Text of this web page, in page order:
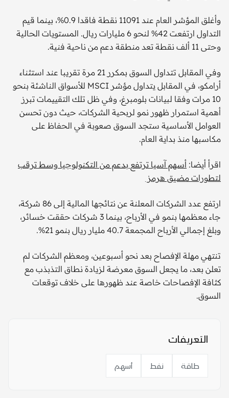
وأغلق المؤشر العام عند 11091 نقطة فاقدا 0.9%، بينما قيم
التداول ارتفعت 42% لنحو 6 مليارات ريال. المستويات الحالية
وحتى 11 ألف نقطة تعد منطقة دعم من ناحية فنية.
وفي المقابل تتداول السوق بمكرر 21 مرة تقريبا عند استثناء
أرامكو، في المقابل يتداول مؤشر MSCI للأسواق الناشئة بنحو
10 مرات وفقا لبيانات بلومبرغ، وفي ظل تلك التقييمات تبرز
أهمية استمرار ظهور نمو لربحية الشركات، حيث دون تحسن
العوامل الأساسية ستجد السوق صعوبة في الحفاظ على
مكاسبها منذ بداية العام.
اقرأ أيضا: أسهم آسيا ترتفع بدعم من التكنولوجيا وسط ترقب
لتطورات مضيق هرمز
ارتفع عدد الشركات المعلنة عن نتائجها المالية إلى 86 شركة،
جاء معظمها بنمو في الأرباح، بينما 3 شركات حققت خسائر،
وبلغ إجمالي الأرباح المجمعة 40.7 مليار ريال بنمو 21%.
تنتهي مهلة الإفصاح بعد نحو أسبوعين، ومعظم الشركات لم
تعلن بعد، ما يجعل السوق معرضة لزيادة نطاق التذبذب مع
كثافة الإفصاحات خاصة عند ظهورها على خلاف توقعات
السوق.
التعريفات
طاقة نفط أسهم